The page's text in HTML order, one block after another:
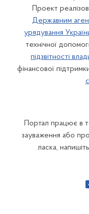
Проект
Державним
урядування
технічної
підзвітності
фінансової
Портал працює в
зауваження або
ласка,